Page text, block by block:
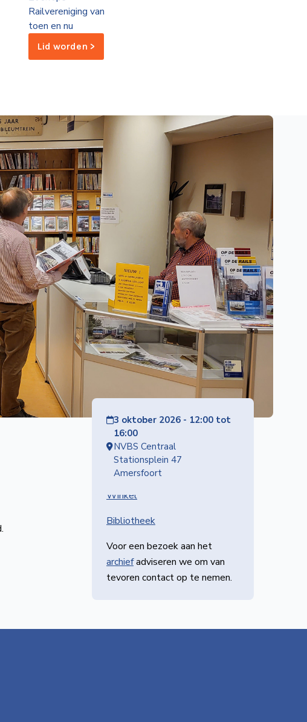
Railvereniging van
toen en nu
Lid worden >
3 oktober 2026 - 12:00 tot
16:00
NVBS Centraal
Stationsplein 47
Amersfoort
IN NVBS CENTRAAL
Winkel
Bibliotheek
Voor een bezoek aan het
archiefadviseren we om van
tevoren contact op te nemen.